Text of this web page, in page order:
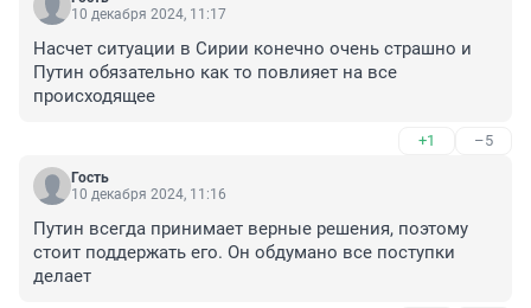
10 декабря 2024, 11:17
Насчет ситуации в Сирии конечно очень страшно и
Путин обязательно как то повлияет на все
происходящее
+1 –5
Гость
10 декабря 2024, 11:16
Путин всегда принимает верные решения, поэтому
стоит поддержать его. Он обдумано все поступки
делает